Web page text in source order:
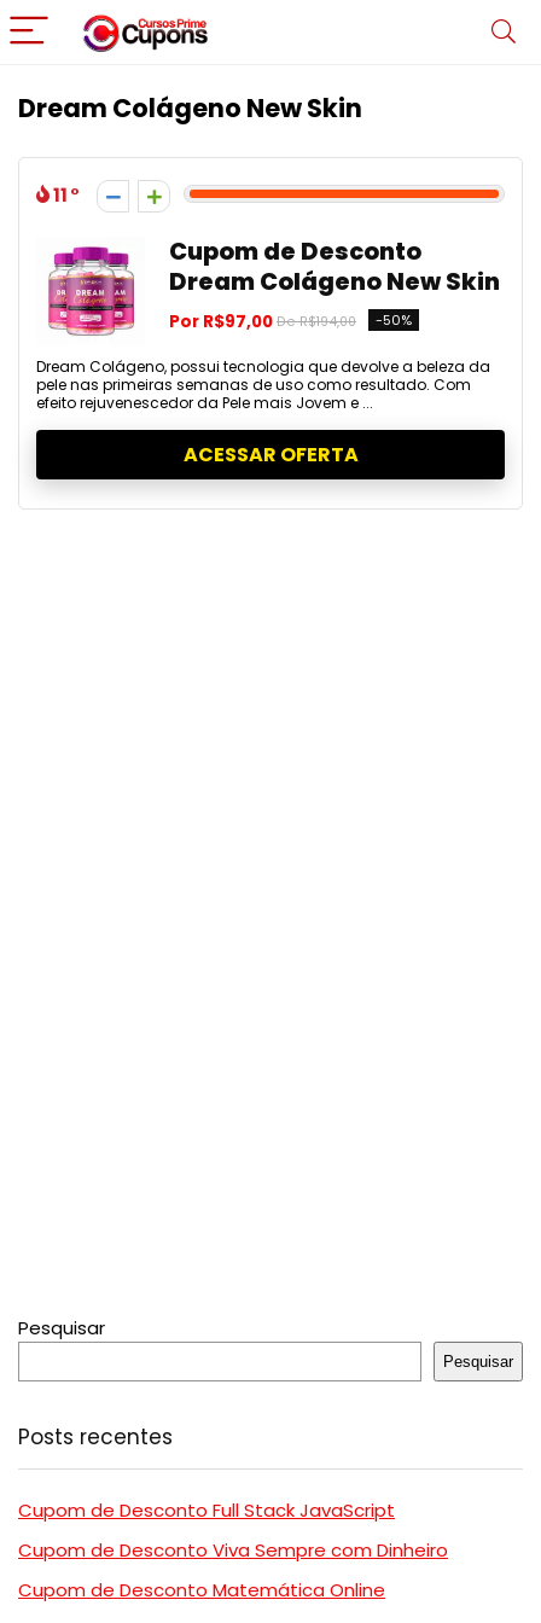
Dream Colágeno New Skin
11
Cupom de Desconto
Dream Colágeno New Skin
Por R$97,00 De R$194,00 -50%
Dream Colágeno, possui tecnologia que devolve a beleza da
pele nas primeiras semanas de uso como resultado. Com
efeito rejuvenescedor da Pele mais Jovem e ...
ACESSAR OFERTA
Pesquisar
Pesquisar
Posts recentes
Cupom de Desconto Full Stack JavaScript
Cupom de Desconto Viva Sempre com Dinheiro
Cupom de Desconto Matemática Online